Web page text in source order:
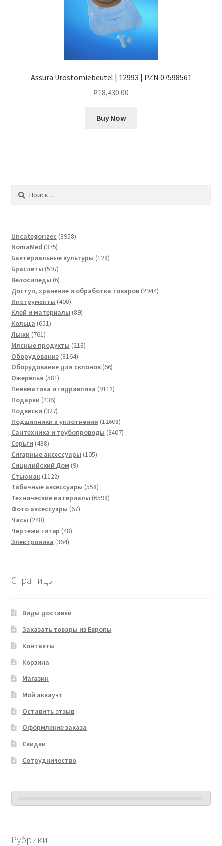
Assura Urostomiebeutel | 12993 | PZN 07598561
₽18,430.00
Buy Now
Найти:
Uncategorized 39583958
NomaMed 375375
товаров
Бактериальные культуры 128128
Браслеты 597597
товаров
Велосипеды 66
товаров
Доступ, хранение и обработка товаров 29442944
Инструменты 408408
товаров
Клей и материалы 8989
Кольца 651651
Лыжи 761761
товар
Мясные продукты 213213
Оборудование 81648164
товара
Оборудование для склонов 6666
Ожерелья 581581
товар
Пневматика и гидравлика 91129112
Подарки 436436
товаров
Подвески 327327
товаров
Подшипники и уплотнения 1260812608
товаров
Сантехника и трубопроводы 34073407
Серьги 488488
товаров
Сигарные аксессуары 105105
Сицилийский Дом 99
Стьюмак 11221122
товара
Табачные аксессуары 558558
товаров
Технические материалы 65986598
Фото аксессуары 6767
Часы 248248
товаров
Чертежи гитар 4848
Электроника 364364
Страницы
Виды доставки
Заказать товары из Европы
Контакты
Корзина
Магазин
Мой аккаунт
Оставить отзыв
Оформление заказа
Скидки
Сотрудничество
Рубрики